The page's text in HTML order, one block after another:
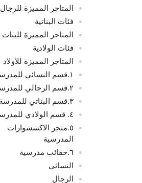
المتاجر المميزة للرجال
فئات البناتية
المتاجر المميزة للبنات
فئات الولادية
المتاجر المميزة للأولاد
١.قسم النسائي للمدرسة
٢.قسم الرجالي للمدرسة
٣.قسم البناتي للمدرسة
٤. قسم الولادي للمدرسة
٥.متجر الاكسسوارات
المدرسية
٦.حقائب مدرسية
النسائي
الرجال